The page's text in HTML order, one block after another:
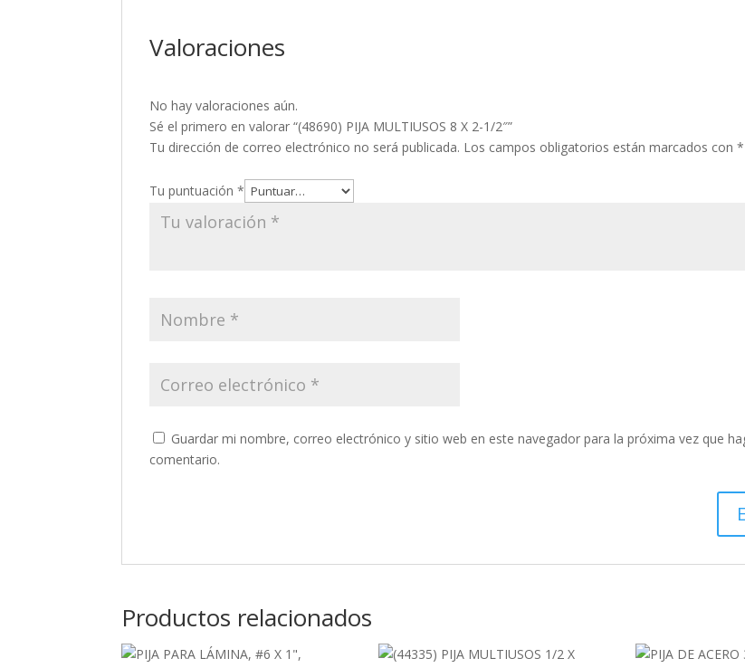
Valoraciones
No hay valoraciones aún.
Sé el primero en valorar “(48690) PIJA MULTIUSOS 8 X 2-1/2″”
Tu dirección de correo electrónico no será publicada. Los campos obligatorios están marcados con*
Tu puntuación*
Guardar mi nombre, correo electrónico y sitio web en este navegador para la próxima vez que
comentario.
Productos relacionados